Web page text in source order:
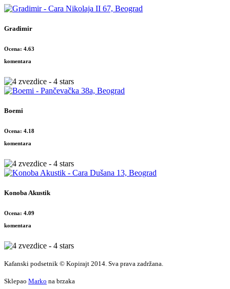
Gradimir
Ocena: 4.63
komentara
Boemi
Ocena: 4.18
komentara
Konoba Akustik
Ocena: 4.09
komentara
Kafanski podsetnik © Kopirajt 2014. Sva prava zadržana.
Sklepao Marko na brzaka